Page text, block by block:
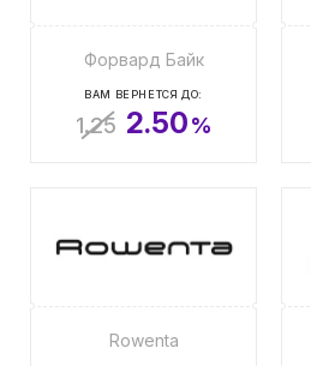
Форвард Байк
ВАМ ВЕРНЕТСЯ ДО:
1.25 2.50%
Rowenta